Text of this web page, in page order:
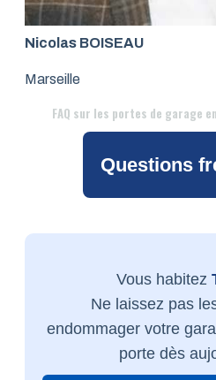
Nicolas BOISEAU
Marseille
FAQ sur les portes de garage
Questions
Vous habitez
Ne laissez pas
endommager votre
porte dès